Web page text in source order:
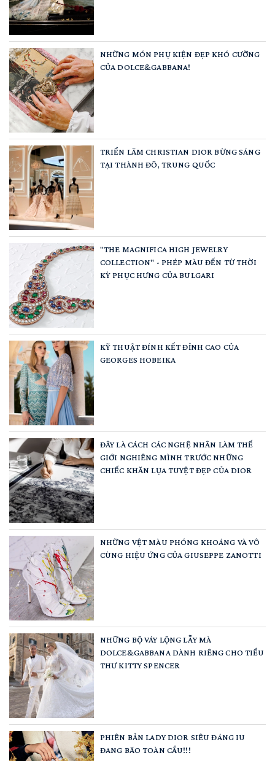
NHỮNG MÓN PHỤ KIỆN ĐẸP KHÓ CƯỠNG
CỦA DOLCE&GABBANA!
TRIỂN LÃM CHRISTIAN DIOR BỪNG SÁNG
TẠI THÀNH ĐÔ, TRUNG QUỐC
"THE MAGNIFICA HIGH JEWELRY
COLLECTION" - PHÉP MÀU ĐẾN TỪ THỜI
KỲ PHỤC HƯNG CỦA BULGARI
KỸ THUẬT ĐÍNH KẾT ĐỈNH CAO CỦA
GEORGES HOBEIKA
ĐÂY LÀ CÁCH CÁC NGHỆ NHÂN LÀM THẾ
GIỚI NGHIÊNG MÌNH TRƯỚC NHỮNG
CHIẾC KHĂN LỤA TUYỆT ĐẸP CỦA DIOR
NHỮNG VỆT MÀU PHÓNG KHOÁNG VÀ VÔ
CÙNG HIỆU ỨNG CỦA GIUSEPPE ZANOTTI
NHỮNG BỘ VÁY LỘNG LẪY MÀ
DOLCE&GABBANA DÀNH RIÊNG CHO TIỂU
THƯ KITTY SPENCER
PHIÊN BẢN LADY DIOR SIÊU ĐÁNG IU
ĐANG BÃO TOÀN CẦU!!!